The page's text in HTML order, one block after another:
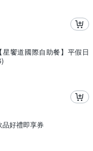
饗道國際自助餐】平假日
品好禮即享券